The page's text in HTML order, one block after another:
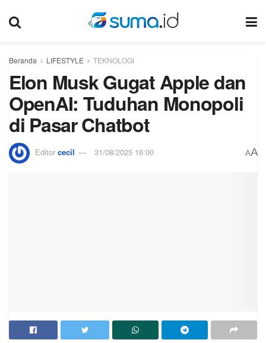
Beranda LIFESTYLE TEKNOLOGI
Elon Musk Gugat Apple dan
OpenAI: Tuduhan Monopoli
di Pasar Chatbot
Editor cecil 31/08/2025 16:00 AA